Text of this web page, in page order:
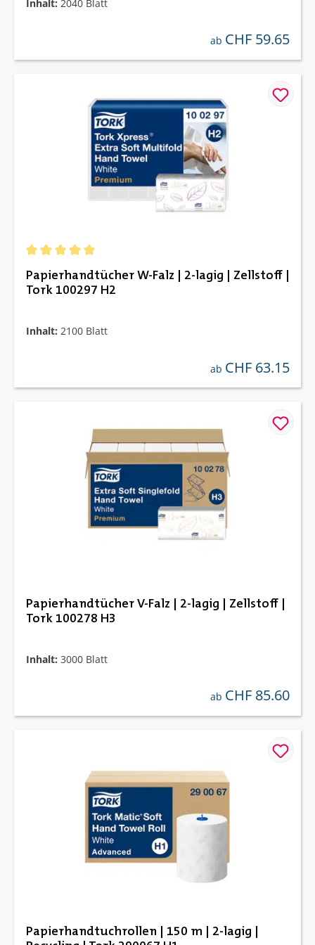
Inhalt: 2040 Blatt
regulärer preis:
ab CHF 59.65
Papierhandtücher W-Falz | 2-lagig | Zellstoff |
Tork 100297 H2
Inhalt: 2100 Blatt
regulärer preis:
ab CHF 63.15
Papierhandtücher V-Falz | 2-lagig | Zellstoff |
Tork 100278 H3
Inhalt: 3000 Blatt
regulärer preis:
ab CHF 85.60
Papierhandtuchrollen | 150 m | 2-lagig |